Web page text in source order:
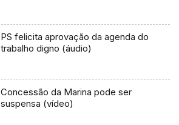
PS felicita aprovação da agenda do
trabalho digno (áudio)
Concessão da Marina pode ser
suspensa (vídeo)